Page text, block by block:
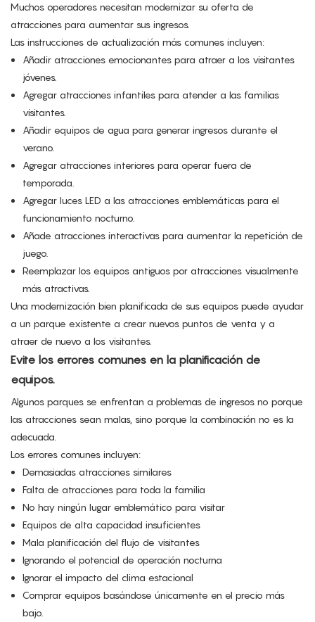
Muchos operadores necesitan modernizar su oferta de
atracciones para aumentar sus ingresos.
Las instrucciones de actualización más comunes incluyen:
Añadir atracciones emocionantes para atraer a los visitantes
jóvenes.
Agregar atracciones infantiles para atender a las familias
visitantes.
Añadir equipos de agua para generar ingresos durante el
verano.
Agregar atracciones interiores para operar fuera de
temporada.
Agregar luces LED a las atracciones emblemáticas para el
funcionamiento nocturno.
Añade atracciones interactivas para aumentar la repetición de
juego.
Reemplazar los equipos antiguos por atracciones visualmente
más atractivas.
Una modernización bien planificada de sus equipos puede ayudar
a un parque existente a crear nuevos puntos de venta y a
atraer de nuevo a los visitantes.
Evite los errores comunes en la planificación de
equipos.
Algunos parques se enfrentan a problemas de ingresos no porque
las atracciones sean malas, sino porque la combinación no es la
adecuada.
Los errores comunes incluyen:
Demasiadas atracciones similares
Falta de atracciones para toda la familia
No hay ningún lugar emblemático para visitar
Equipos de alta capacidad insuficientes
Mala planificación del flujo de visitantes
Ignorando el potencial de operación nocturna
Ignorar el impacto del clima estacional
Comprar equipos basándose únicamente en el precio más
bajo.